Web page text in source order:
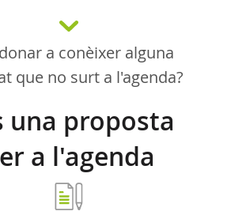
a conèixer alguna
que no surt a l'agenda?
una proposta
a l'agenda
d'activitats